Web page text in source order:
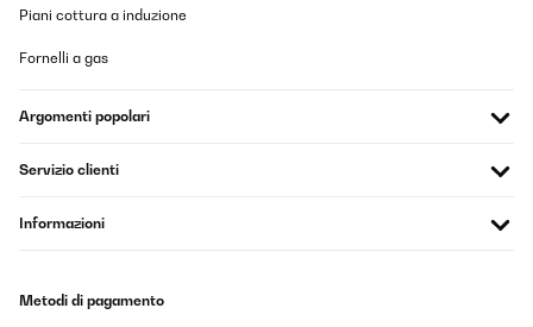
Piani cottura a induzione
Fornelli a gas
Argomenti popolari
Servizio clienti
Informazioni
Metodi di pagamento